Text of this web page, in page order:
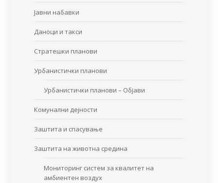
Јавни набавки
Даноци и такси
Стратешки планови
Урбанистички планови
Урбанистички планови – Објави
Комунални дејности
Заштита и спасување
Заштита на животна средина
Мониторинг систем за квалитет на
амбиентен воздух